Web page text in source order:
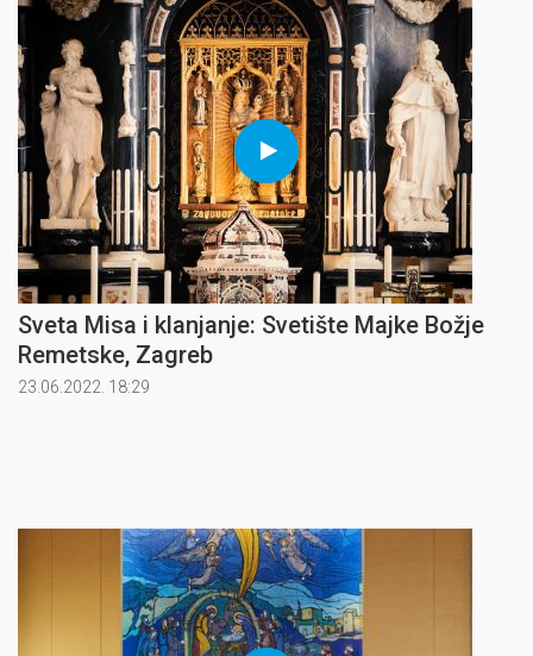
Sveta Misa i klanjanje: Svetište Majke Božje
Remetske, Zagreb
23.06.2022. 18:29